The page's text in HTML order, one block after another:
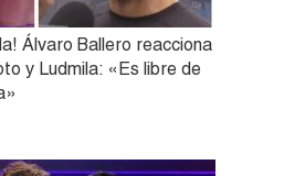
Álvaro Ballero reacciona
y Ludmila: «Es libre de